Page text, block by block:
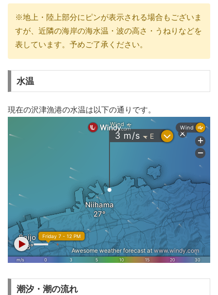
※地上・陸上部分にピンが表示される場合もございま
すが、近隣の海岸の海水温・波の高さ・うねりなどを
表しています。予めご了承ください。
水温
現在の沢津漁港の水温は以下の通りです。
潮汐・潮の流れ